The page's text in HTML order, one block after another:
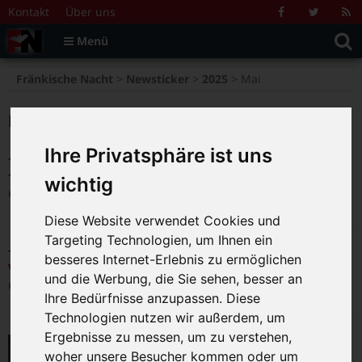
Ihre Privatsphäre ist uns
wichtig
Diese Website verwendet Cookies und
Targeting Technologien, um Ihnen ein
besseres Internet-Erlebnis zu ermöglichen
und die Werbung, die Sie sehen, besser an
Ihre Bedürfnisse anzupassen. Diese
Technologien nutzen wir außerdem, um
Ergebnisse zu messen, um zu verstehen,
woher unsere Besucher kommen oder um
Zum Inhalt springen
Kontakt Über uns FacebookTwitter
Menü
Suche
nach:
Fränkische Nacht > Newsticker > 2025 > Mai
Monat:
++ Premieren-Lesung mit Paul Maar am 4. Juni
+++
27.05.2025
+++ Großes Gartenfest in Schloss Eyrichshof
vom 7. bis 9. Juni +++
27.05.2025
„Die sind nur noch am Lachen“ –